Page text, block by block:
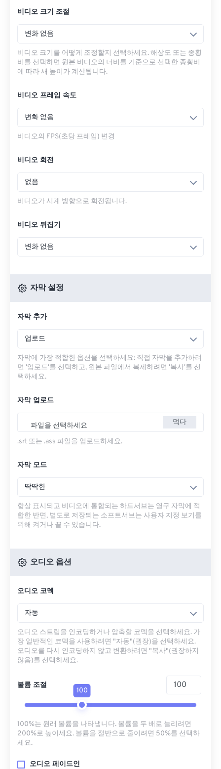
비디오 크기 조절
변화 없음
비디오 크기를 어떻게 조정할지 선택하세요. 해상도 또는 종횡
비를 선택하면 원본 비디오의 너비를 기준으로 선택한 종횡비
에 따라 새 높이가 계산됩니다.
비디오 프레임 속도
변화 없음
비디오의 FPS(초당 프레임) 변경
비디오 회전
없음
비디오가 시계 방향으로 회전됩니다.
비디오 뒤집기
변화 없음
자막 설정
자막 추가
업로드
자막에 가장 적합한 옵션을 선택하세요: 직접 자막을 추가하려
면 '업로드'를 선택하고, 원본 파일에서 복제하려면 '복사'를 선
택하세요.
자막 업로드
파일을 선택하세요 먹다
.srt 또는 .ass 파일을 업로드하세요.
자막 모드
딱딱한
항상 표시되고 비디오에 통합되는 하드서브는 영구 자막에 적
합한 반면, 별도로 저장되는 소프트서브는 사용자 지정 보기를
위해 켜거나 끌 수 있습니다.
오디오 옵션
오디오 코덱
자동
오디오 스트림을 인코딩하거나 압축할 코덱을 선택하세요. 가
장 일반적인 코덱을 사용하려면 "자동"(권장)을 선택하세요.
오디오를 다시 인코딩하지 않고 변환하려면 "복사"(권장하지
않음)를 선택하세요.
볼륨 조절
100
100%는 원래 볼륨을 나타냅니다. 볼륨을 두 배로 늘리려면
200%로 높이세요. 볼륨을 절반으로 줄이려면 50%를 선택하
세요.
오디오 페이드인